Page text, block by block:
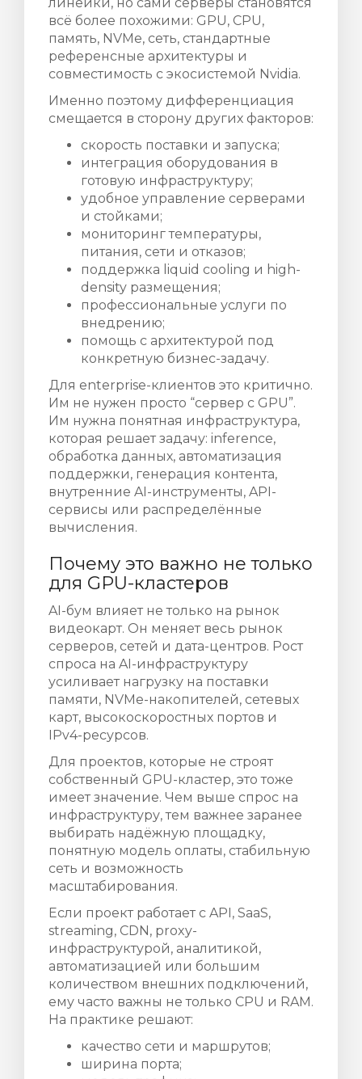
всё более похожими: GPU, CPU,
память, NVMe, сеть, стандартные
референсные архитектуры и
совместимость с экосистемой Nvidia.
Именно поэтому дифференциация
смещается в сторону других факторов:
скорость поставки и запуска;
интеграция оборудования в
готовую инфраструктуру;
удобное управление серверами
и стойками;
мониторинг температуры,
питания, сети и отказов;
поддержка liquid cooling и high-
density размещения;
профессиональные услуги по
внедрению;
помощь с архитектурой под
конкретную бизнес-задачу.
Для enterprise-клиентов это критично.
Им не нужен просто “сервер с GPU”.
Им нужна понятная инфраструктура,
которая решает задачу: inference,
обработка данных, автоматизация
поддержки, генерация контента,
внутренние AI-инструменты, API-
сервисы или распределённые
вычисления.
Почему это важно не только
для GPU-кластеров
AI-бум влияет не только на рынок
видеокарт. Он меняет весь рынок
серверов, сетей и дата-центров. Рост
спроса на AI-инфраструктуру
усиливает нагрузку на поставки
памяти, NVMe-накопителей, сетевых
карт, высокоскоростных портов и
IPv4-ресурсов.
Для проектов, которые не строят
собственный GPU-кластер, это тоже
имеет значение. Чем выше спрос на
инфраструктуру, тем важнее заранее
выбирать надёжную площадку,
понятную модель оплаты, стабильную
сеть и возможность
масштабирования.
Если проект работает с API, SaaS,
streaming, CDN, proxy-
инфраструктурой, аналитикой,
автоматизацией или большим
количеством внешних подключений,
ему часто важны не только CPU и RAM.
На практике решают:
качество сети и маршрутов;
ширина порта;